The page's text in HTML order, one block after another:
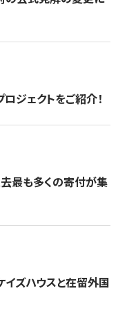
ジェクトをご紹介！
最も多くの寄付が集
ズハウスと在留外国